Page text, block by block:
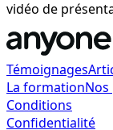
vidéo de
Témoignages
La formation
Conditions
Confidentialité